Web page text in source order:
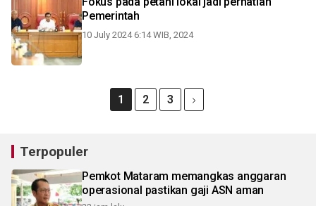
Pemerintah
10 July 2024 6:14 WIB, 2024
1 2 3
Terpopuler
Pemkot Mataram memangkas anggaran
operasional pastikan gaji ASN aman